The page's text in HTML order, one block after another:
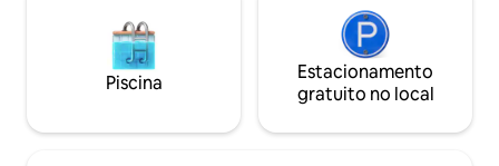
Piscina
Estacionamento
gratuito no local